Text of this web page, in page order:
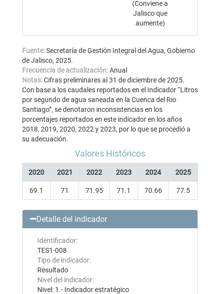
(Conviene a
Jalisco que
aumente)
Fuente:Secretaría de Gestión Integral del Agua, Gobierno
de Jalisco, 2025.
Frecuencia de actualización:Anual
Notas:Cifras preliminares al 31 de diciembre de 2025.
Con base a los caudales reportados en el Indicador “Litros
por segundo de agua saneada en la Cuenca del Rio
Santiago”, se denotaron inconsistencias en los
porcentajes reportados en este indicador en los años
2018, 2019, 2020, 2022 y 2023, por lo que se procedió a
su adecuación.
Valores Históricos
2020 2021 2022 2023 2024 2025
69.1 71 71.95 71.1 70.66 77.5
Detalle del indicador
Identificador:
TES1-008
Tipo de indicador:
Resultado
Nivel del indicador:
Nivel: 1.- Indicador estratégico